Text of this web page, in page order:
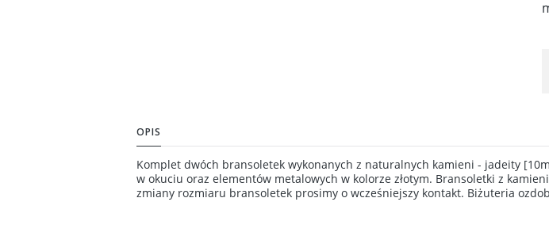
OPIS
Komplet dwóch bransoletek wykonanych z naturalnych kamieni - jadeity
w okuciu oraz elementów metalowych w kolorze złotym. Bransoletki z
zmiany rozmiaru bransoletek prosimy o wcześniejszy kontakt. Biżuteria